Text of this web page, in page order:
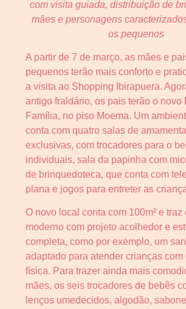
com visita guiada, distribuição de
mães e personagens
os pequenos
A partir de 7 de março, as mães e
pequenos terão mais conforto e
a visita ao Shopping Ibirapuera.
antigo fraldário, os pais terão o novo
Família, no piso Moema. Um
conta com quatro salas de
exclusivas, com trocadores para o
individuais, sala da papinha com
de brinquedoteca, que conta com
plana e jogos para entreter as
O novo local conta com 100m² e traz
moderno com projeto acolhedor e
completa, como por exemplo, um
adaptado para atender crianças com
física. Para trazer ainda mais
mães, os seis trocadores de bebês
lenços umedecidos, algodão,